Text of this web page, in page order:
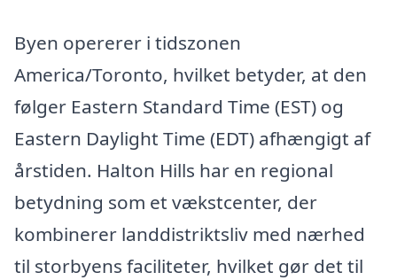
Byen opererer i tidszonen
America/Toronto, hvilket betyder, at den
følger Eastern Standard Time (EST) og
Eastern Daylight Time (EDT) afhængigt af
årstiden. Halton Hills har en regional
betydning som et vækstcenter, der
kombinerer landdistriktsliv med nærhed
til storbyens faciliteter, hvilket gør det til